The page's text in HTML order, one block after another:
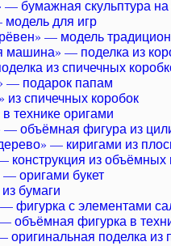
бумажная скульптура на
для игр
— модель
машина» — поделка из
из спичечных
— подарок папам
из спичечных коробок
технике оригами
— объёмная фигура из
— киригами из
конструкция из объёмных
оригами букет
бумаги
фигурка с элементами
объёмная фигурка в
оригинальная поделка из